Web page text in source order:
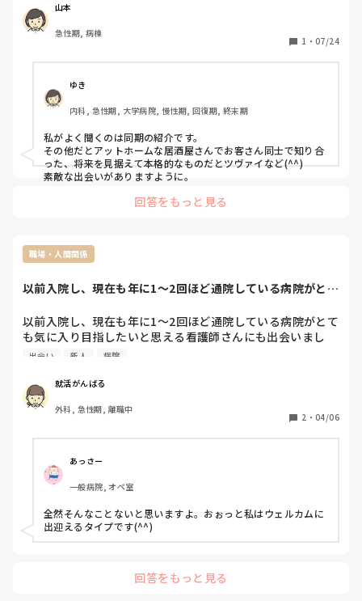
山本
急性期, 病棟
1 ・ 07/24
ゆき
内科, 急性期, 大学病院, 慢性期, 回復期, 終末期
私がよく聞くのは同期の紹介です。
その他だとアットホームな居酒屋さんでお客さん同士で知り合
った、将来を見据えて本格的なものだとツヴァイなど(^^)
素敵な出会いがありますように。
回答をもっと見る
職場・人間関係
以前入院し、現在も年に1〜2回ほど通院している病院がとて
以前入院し、現在も年に1〜2回ほど通院している病院がとて
も気に入り目指したいと思える看護師さんにも出会いまし
た！その病院への就職を現在考えていますが、患者だった人
聞きたいですm(._.)m
出会い 新人 病院
就活がんばる
外科, 急性期, 離職中
2 ・ 04/06
あっさー
一般病院, オペ室
全然そんなことないと思いますよ。おぉっと私はウェルカムに
出迎えるタイプです(^^)
回答をもっと見る